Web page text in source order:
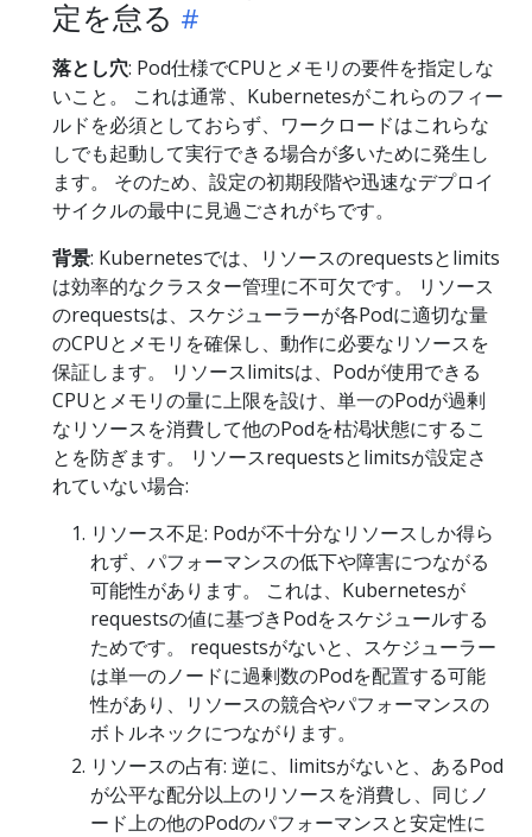
定を怠る
落とし穴: Pod仕様でCPUとメモリの要件を指定しな
いこと。 これは通常、Kubernetesがこれらのフィー
ルドを必須としておらず、ワークロードはこれらな
しでも起動して実行できる場合が多いために発生し
ます。 そのため、設定の初期段階や迅速なデプロイ
サイクルの最中に見過ごされがちです。
背景: Kubernetesでは、リソースのrequestsとlimits
は効率的なクラスター管理に不可欠です。 リソース
のrequestsは、スケジューラーが各Podに適切な量
のCPUとメモリを確保し、動作に必要なリソースを
保証します。 リソースlimitsは、Podが使用できる
CPUとメモリの量に上限を設け、単一のPodが過剰
なリソースを消費して他のPodを枯渇状態にするこ
とを防ぎます。 リソースrequestsとlimitsが設定さ
れていない場合:
リソース不足: Podが不十分なリソースしか得ら
れず、パフォーマンスの低下や障害につながる
可能性があります。 これは、Kubernetesが
requestsの値に基づきPodをスケジュールする
ためです。 requestsがないと、スケジューラー
は単一のノードに過剰数のPodを配置する可能
性があり、リソースの競合やパフォーマンスの
ボトルネックにつながります。
リソースの占有: 逆に、limitsがないと、あるPod
が公平な配分以上のリソースを消費し、同じノ
ード上の他のPodのパフォーマンスと安定性に